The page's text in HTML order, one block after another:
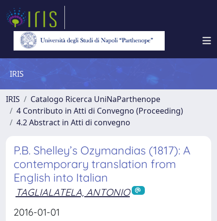
IRIS
IRIS
Catalogo Ricerca UniNaParthenope
4 Contributo in Atti di Convegno (Proceeding)
4.2 Abstract in Atti di convegno
P.B. Shelley’s Ozymandias (1817): A
contemporary translation from
English into Italian
TAGLIALATELA, ANTONIO
2016-01-01